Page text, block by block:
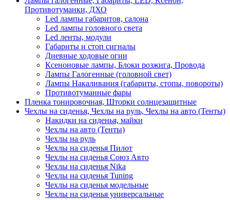
Противотуманки, ДХО
Led лампы габаритов, салона
Led лампы головного света
Led ленты, модули
Габариты и стоп сигналы
Дневные ходовые огни
Ксеноновые лампы, Блоки розжига, Провода
Лампы Галогенные (головной свет)
Лампы Накаливания (габариты, стопы, повороты)
Противотуманные фары
Пленка тонировочная, Шторки солнцезащитные
Чехлы на сиденья, Чехлы на руль, Чехлы на авто (Тенты)
Накидки на сиденья, майки
Чехлы на авто (Тенты)
Чехлы на руль
Чехлы на сиденья Пилот
Чехлы на сиденья Союз Авто
Чехлы на сиденья Nika
Чехлы на сиденья Tuning
Чехлы на сиденья модельные
Чехлы на сиденья универсальные